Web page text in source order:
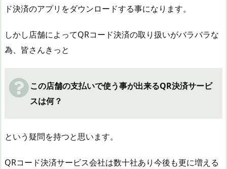
ド決済のアプリをダウンロードする事になります。
しかし店舗によってQRコード決済の取り扱いがバラバラな
為、皆さんきっと
この店舗の支払いで使う事が出来るQR決済サービ
スは何？
という疑問を持つと思います。
QRコード決済サービス会社は数十社あり今後も更に増える